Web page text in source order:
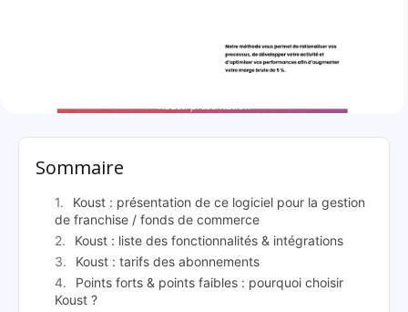
Koust: présentation
Sommaire
Koust : présentation de ce logiciel pour la gestion
de franchise / fonds de commerce
Koust : liste des fonctionnalités & intégrations
Koust : tarifs des abonnements
Points forts & points faibles : pourquoi choisir
Koust ?